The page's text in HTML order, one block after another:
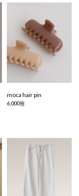
moca hair pin
6,000원